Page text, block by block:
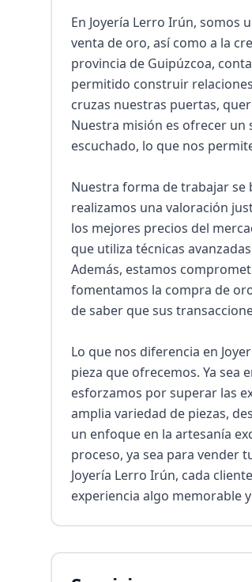
En Joyería Lerro Irún, somos
venta de oro, así como a la
provincia de Guipúzcoa,
permitido construir
cruzas nuestras puertas,
Nuestra misión es ofrecer un
escuchado, lo que nos
Nuestra forma de trabajar se
realizamos una valoración
los mejores precios del
que utiliza técnicas
Además, estamos
fomentamos la compra de
de saber que sus
Lo que nos diferencia en
pieza que ofrecemos. Ya sea
esforzamos por superar las
amplia variedad de piezas,
un enfoque en la artesanía
proceso, ya sea para vender
Joyería Lerro Irún, cada
experiencia algo memorable